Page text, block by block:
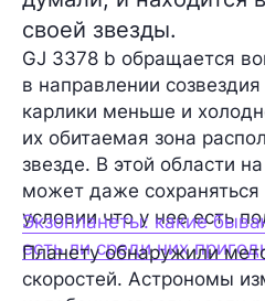
своей звезды.
GJ 3378 b обращается
в направлении
карлики меньше и
их обитаемая зона
звезде. В этой области
может даже
условии что у нее есть
Экзопланеты: какие
есть ли среди них
Планету обнаружили
скоростей. Астрономы